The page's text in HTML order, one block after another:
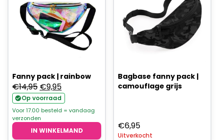
Fanny pack | rainbow
€14,95 Oorspronkelijke
prijs
was:
€14,95.
€9,95Huidige
prijs
is:
€9,95.
Op voorraad
Voor 17.00 besteld = vandaag
verzonden
IN WINKELMAND
Bagbase fanny pack |
camouflage grijs
€6,95
Uitverkocht